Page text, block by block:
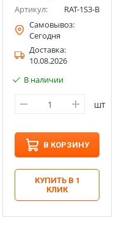
Артикул:
RAT-1S3-B
Самовывоз:
Сегодня
Доставка:
10.08.2026
В наличии
шт
В КОРЗИНУ
КУПИТЬ В 1
КЛИК